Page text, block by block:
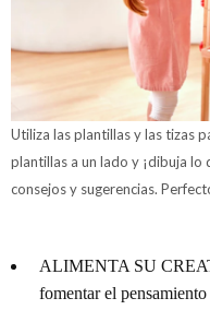
Utiliza las plantillas y las tizas
plantillas a un lado y ¡dibuja
consejos y sugerencias.
ALIMENTA SU
fomentar el